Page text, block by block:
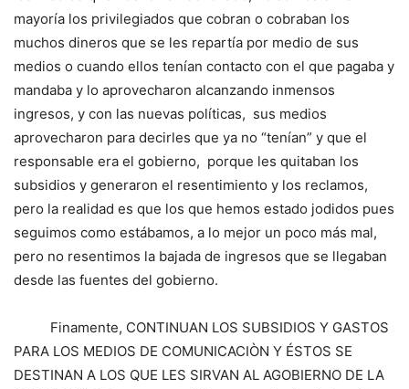
mayoría los privilegiados que cobran o cobraban los
muchos dineros que se les repartía por medio de sus
medios o cuando ellos tenían contacto con el que pagaba y
mandaba y lo aprovecharon alcanzando inmensos
ingresos, y con las nuevas políticas, sus medios
aprovecharon para decirles que ya no “tenían” y que el
responsable era el gobierno, porque les quitaban los
subsidios y generaron el resentimiento y los reclamos,
pero la realidad es que los que hemos estado jodidos pues
seguimos como estábamos, a lo mejor un poco más mal,
pero no resentimos la bajada de ingresos que se llegaban
desde las fuentes del gobierno.
Finamente, CONTINUAN LOS SUBSIDIOS Y GASTOS
PARA LOS MEDIOS DE COMUNICACIÒN Y ÉSTOS SE
DESTINAN A LOS QUE LES SIRVAN AL AGOBIERNO DE LA